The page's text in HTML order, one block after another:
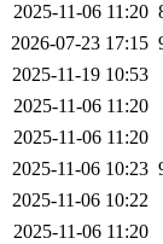
2025-11-06 11:20
2026-07-23 17:15
2025-11-19 10:53
2025-11-06 11:20
2025-11-06 11:20
2025-11-06 10:23
2025-11-06 10:22
2025-11-06 11:20